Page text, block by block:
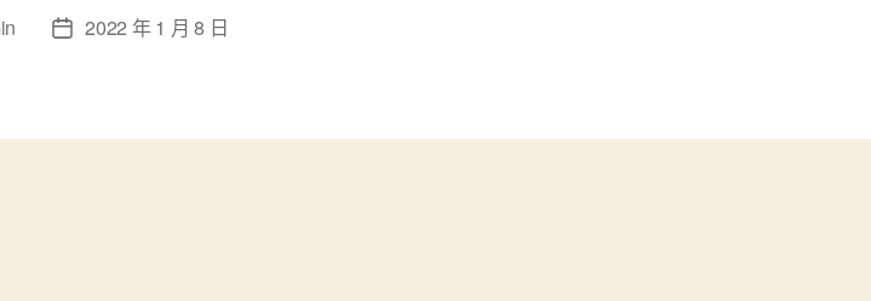
文
日
2022 年 1 月 8 日